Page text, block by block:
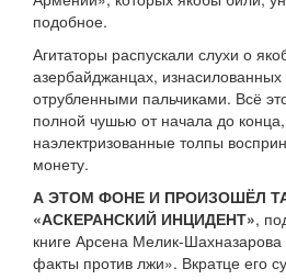
подобное.
Агитаторы распускали слухи о
азербайджанцах,
отрубленными пальчиками. Всё
полной чушью от начала до
наэлектризованные толпы
монету.
А ЭТОМ ФОНЕ И ПРОИЗОШЁЛ
«АСКЕРАНСКИЙ ИНЦИДЕНТ»,
книге Арсена Мелик-
факты против лжи». Вкратце его